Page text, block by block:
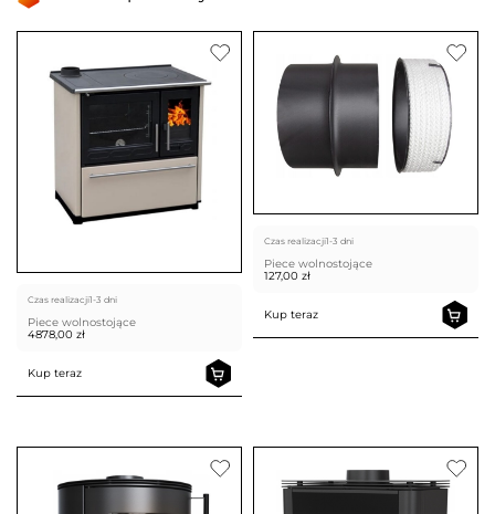
Czas realizacji1-3 dni
Piece wolnostojące
4878,00 zł
Kup teraz
Czas realizacji1-3 dni
Piece wolnostojące
127,00 zł
Kup teraz